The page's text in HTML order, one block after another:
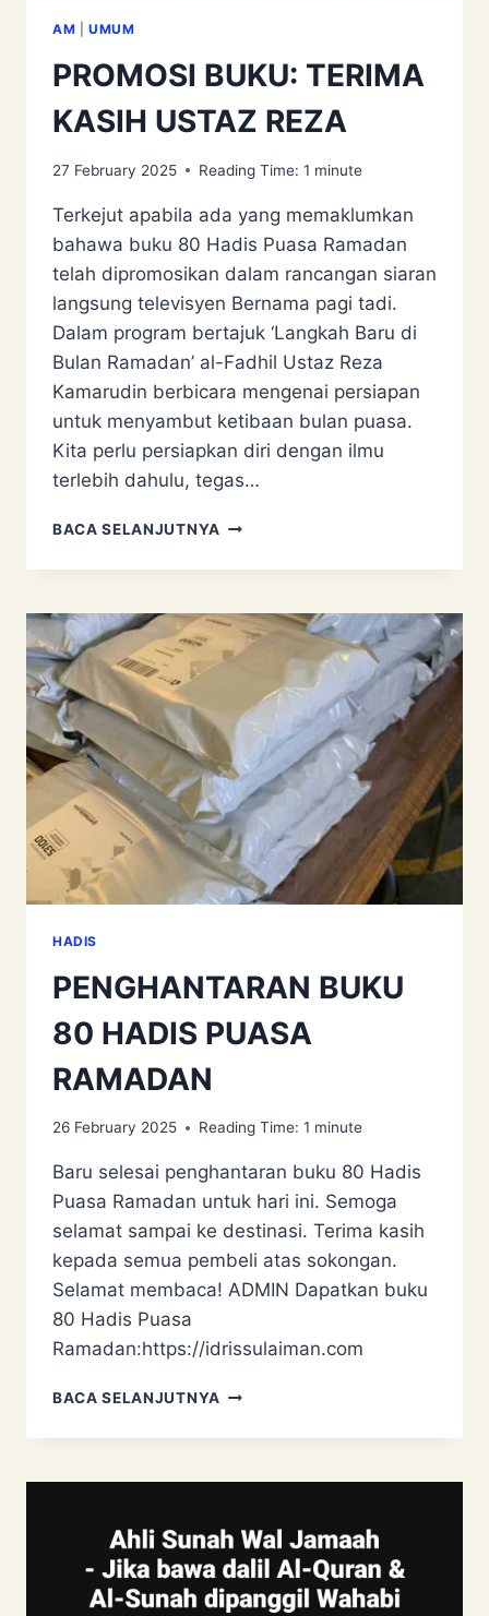
AM UMUM
PROMOSI BUKU: TERIMA
KASIH USTAZ REZA
27 February 2025 Reading Time: 1 minute
Terkejut apabila ada yang memaklumkan
bahawa buku 80 Hadis Puasa Ramadan
telah dipromosikan dalam rancangan siaran
langsung televisyen Bernama pagi tadi.
Dalam program bertajuk ‘Langkah Baru di
Bulan Ramadan’ al-Fadhil Ustaz Reza
Kamarudin berbicara mengenai persiapan
untuk menyambut ketibaan bulan puasa.
Kita perlu persiapkan diri dengan ilmu
terlebih dahulu, tegas…
BACA SELANJUTNYA PROMOSI
TERIMA
USTAZ
REZA
HADIS
PENGHANTARAN BUKU
80 HADIS PUASA
RAMADAN
26 February 2025 Reading Time: 1 minute
Baru selesai penghantaran buku 80 Hadis
Puasa Ramadan untuk hari ini. Semoga
selamat sampai ke destinasi. Terima kasih
kepada semua pembeli atas sokongan.
Selamat membaca! ADMIN Dapatkan buku
80 Hadis Puasa
Ramadan:https://idrissulaiman.com
BACA SELANJUTNYA PENGHANTARAN
80
PUASA